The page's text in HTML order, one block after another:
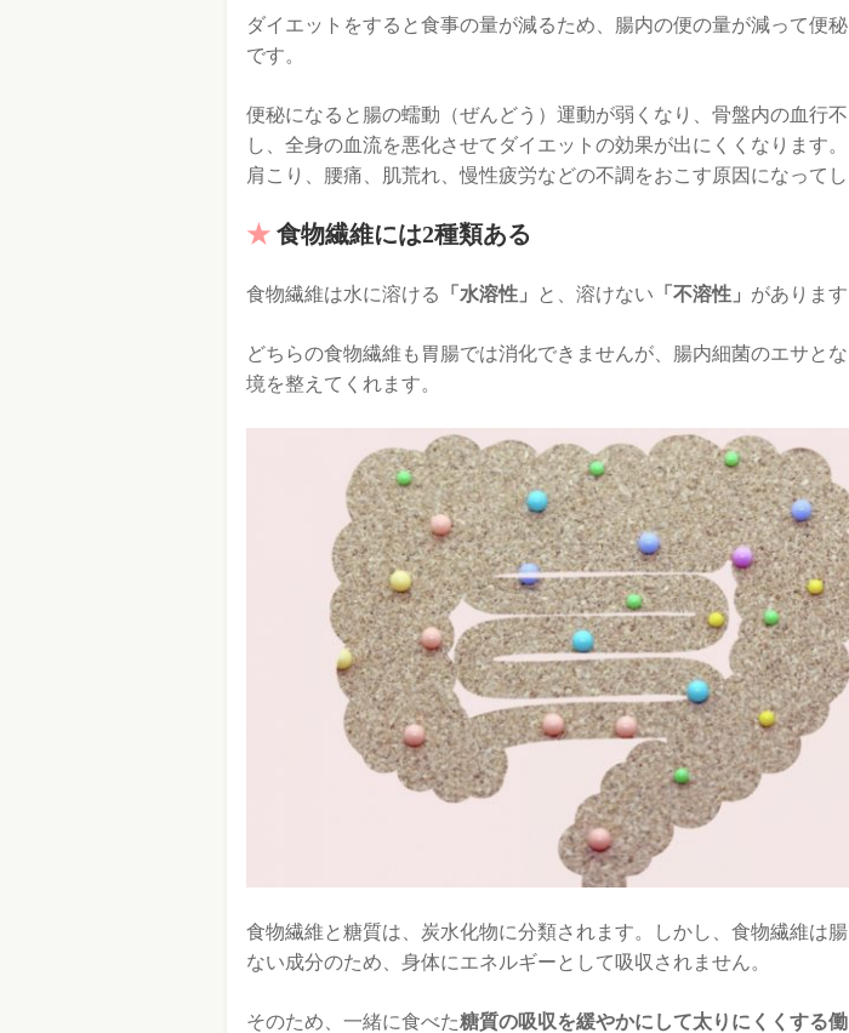
ダイエットをすると食事の量が減るため、腸内の便の量が減って便
です。
便秘になると腸の蠕動（ぜんどう）運動が弱くなり、骨盤内の血行
し、全身の血流を悪化させてダイエットの効果が出にくくなります。
肩こり、腰痛、肌荒れ、慢性疲労などの不調をおこす原因になってし
食物繊維には2種類ある
食物繊維は水に溶ける 「水溶性」 と、溶けない 「不溶性」 があります
どちらの食物繊維も胃腸では消化できませんが、腸内細菌のエサと
境を整えてくれます。
食物繊維と糖質は、炭水化物に分類されます。しかし、食物繊維は
ない成分のため、身体にエネルギーとして吸収されません。
そのため、一緒に食べた糖質の吸収を緩やかにして太りにくくする働